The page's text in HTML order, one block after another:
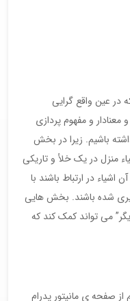
در عین واقع گرایی
معنادار و مفهوم پردازی
باشیم. زیرا در بخش
منزل در یک خلأ و تاریکی
در ارتباط باشند با
شده باشند. بخش هایی
می تواند کمک کند که
صفحه ی مانیتور پدرام